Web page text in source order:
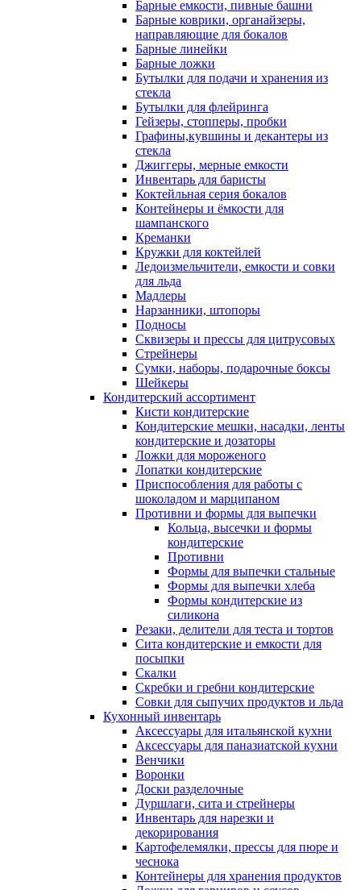
Барные емкости, пивные башни
Барные коврики, органайзеры,
направляющие для бокалов
Барные линейки
Барные ложки
Бутылки для подачи и хранения из
стекла
Бутылки для флейринга
Гейзеры, стопперы, пробки
Графины,кувшины и декантеры из
стекла
Джиггеры, мерные емкости
Инвентарь для баристы
Коктейльная серия бокалов
Контейнеры и ёмкости для
шампанского
Креманки
Кружки для коктейлей
Ледоизмельчители, емкости и совки
для льда
Мадлеры
Нарзанники, штопоры
Подносы
Сквизеры и прессы для цитрусовых
Стрейнеры
Сумки, наборы, подарочные боксы
Шейкеры
Кондитерский ассортимент
Кисти кондитерские
Кондитерские мешки, насадки, ленты
кондитерские и дозаторы
Ложки для мороженого
Лопатки кондитерские
Приспособления для работы с
шоколадом и марципаном
Противни и формы для выпечки
Кольца, высечки и формы
кондитерские
Противни
Формы для выпечки стальные
Формы для выпечки хлеба
Формы кондитерские из
силикона
Резаки, делители для теста и тортов
Сита кондитерские и емкости для
посыпки
Скалки
Скребки и гребни кондитерские
Совки для сыпучих продуктов и льда
Кухонный инвентарь
Аксессуары для итальянской кухни
Аксессуары для паназиатской кухни
Венчики
Воронки
Доски разделочные
Дуршлаги, сита и стрейнеры
Инвентарь для нарезки и
декорирования
Картофелемялки, прессы для пюре и
чеснока
Контейнеры для хранения продуктов